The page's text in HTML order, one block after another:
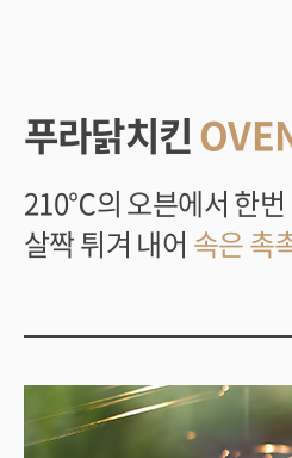
푸라닭치킨
210℃의 오븐에서 한번
살짝 튀겨 내어 속은 촉